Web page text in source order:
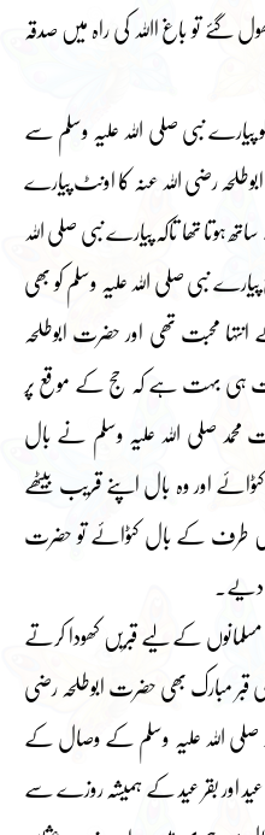
گئے تو باغ اﷲ کی راہ میں صدقہ
پیارے نبی صلی اللہ علیہ وسلم سے
رضی اللہ عنہ کا اونٹ پیارے
ہوتا تھا تاکہ پیارے نبی صلی اللہ
نبی صلی اللہ علیہ وسلم کو بھی
محبت تھی اور حضرت ابوطلحہ
ہی بہت ہے کہ حج کے موقع پر
صلی اللہ علیہ وسلم نے بال
اور وہ بال اپنے قریب بیٹھے
طرف کے بال کٹوائے تو حضرت
دیے۔
کے لیے قبریں کھودا کرتے
قبر مبارک بھی حضرت ابوطلحہ رضی
صلی اللہ علیہ وسلم کے وصال کے
اور بقر عید کے ہمیشہ روزے سے